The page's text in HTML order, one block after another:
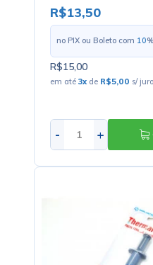
R$13,50
no PIX ou Boleto com 10
R$15,00
em até 3xde R$5,00 s/
- +